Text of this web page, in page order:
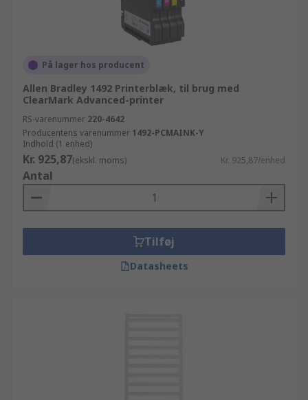
På lager hos producent
Allen Bradley 1492 Printerblæk, til brug med
ClearMark Advanced-printer
RS-varenummer 220-4642
Producentens varenummer 1492-PCMAINK-Y
Indhold (1 enhed)
Kr. 925,87(ekskl. moms) Kr. 925,87/enhed
Antal
Tilføj
Datasheets